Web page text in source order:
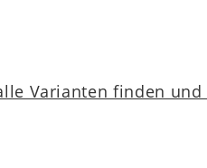
Varianten finden